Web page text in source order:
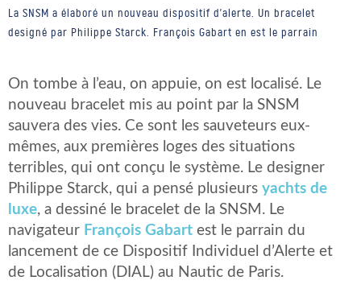
La SNSM a élaboré un nouveau dispositif d'alerte. Un bracelet
designé par Philippe Starck. François Gabart en est le parrain
On tombe à l’eau, on appuie, on est localisé. Le
nouveau bracelet mis au point par la SNSM
sauvera des vies. Ce sont les sauveteurs eux-
mêmes, aux premières loges des situations
terribles, qui ont conçu le système. Le designer
Philippe Starck, qui a pensé plusieurs yachts de
luxe, a dessiné le bracelet de la SNSM. Le
navigateur François Gabart est le parrain du
lancement de ce Dispositif Individuel d’Alerte et
de Localisation (DIAL) au Nautic de Paris.